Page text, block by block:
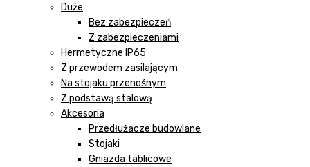
Duże
Bez zabezpieczeń
Z zabezpieczeniami
Hermetyczne IP65
Z przewodem zasilającym
Na stojaku przenośnym
Z podstawą stalową
Akcesoria
Przedłużacze budowlane
Stojaki
Gniazda tablicowe